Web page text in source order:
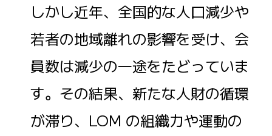
しかし近年、全国的な人口減少や
若者の地域離れの影響を受け、会
員数は減少の一途をたどっていま
す。その結果、新たな人財の循環
が滞り、LOM の組織力や運動の